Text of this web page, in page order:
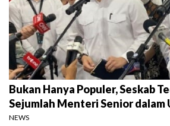
Bukan Hanya Populer, Seskab
Sejumlah Menteri Senior dalam
NEWS